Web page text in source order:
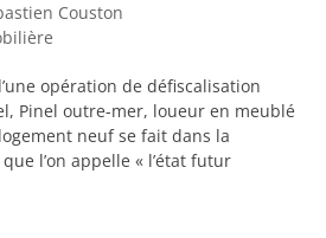
Couston
opération de défiscalisation
Pinel outre-mer, loueur en meublé
neuf se fait dans la
l’on appelle « l’état futur